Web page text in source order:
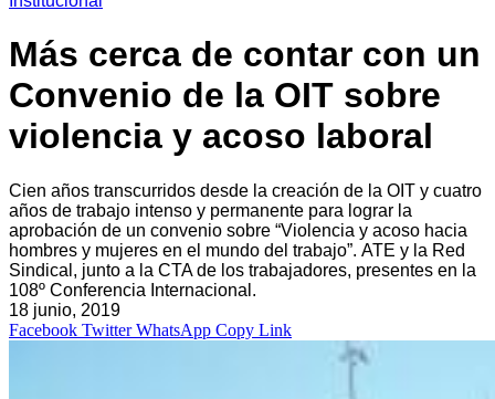
Más cerca de contar con un
Convenio de la OIT sobre
violencia y acoso laboral
Cien años transcurridos desde la creación de la OIT y cuatro
años de trabajo intenso y permanente para lograr la
aprobación de un convenio sobre “Violencia y acoso hacia
hombres y mujeres en el mundo del trabajo”. ATE y la Red
Sindical, junto a la CTA de los trabajadores, presentes en la
108º Conferencia Internacional.
18 junio, 2019
Facebook Twitter WhatsApp Copy Link